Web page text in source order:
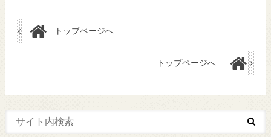
トップページへ
トップページへ